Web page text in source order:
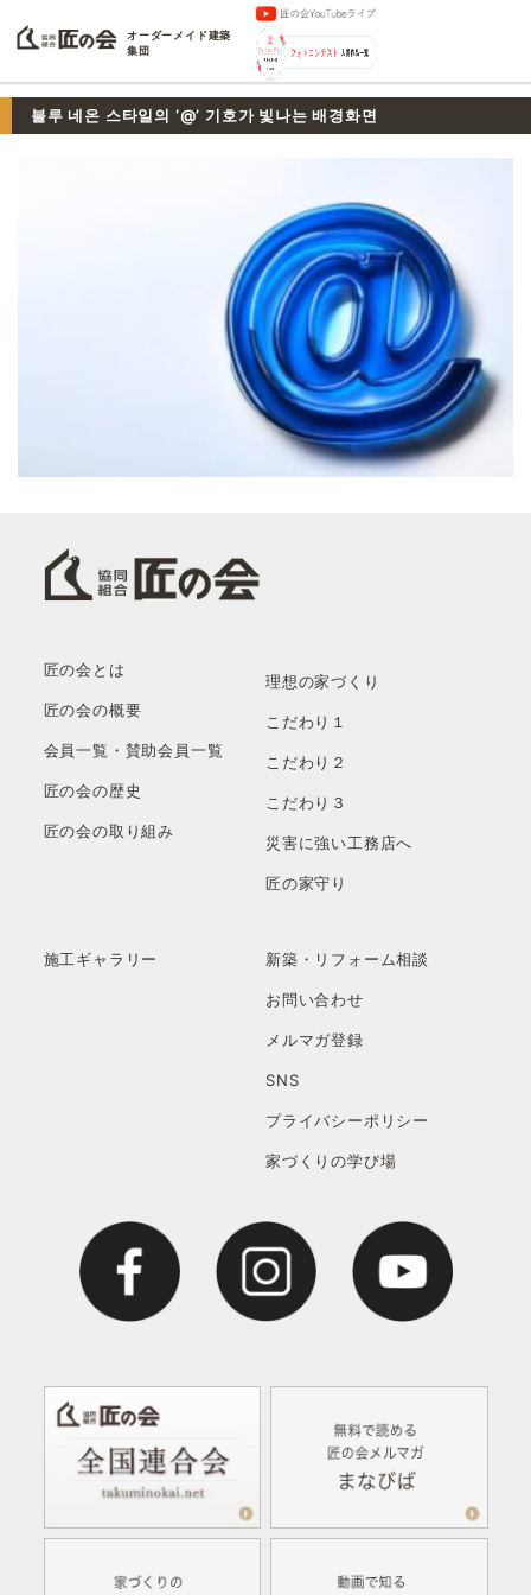
オーダーメイド建築
集団
블루 네온 스타일의 ‘@’ 기호가 빛나는 배경화면
匠の会とは
匠の会の概要
会員一覧・賛助会員一覧
匠の会の歴史
匠の会の取り組み
理想の家づくり
こだわり１
こだわり２
こだわり３
災害に強い工務店へ
匠の家守り
施工ギャラリー 新築・リフォーム相談
お問い合わせ
メルマガ登録
SNS
プライバシーポリシー
家づくりの学び場